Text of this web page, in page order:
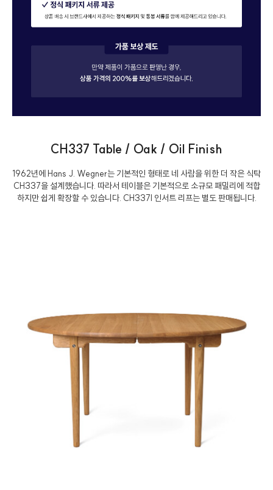
CH337 Table / Oak / Oil Finish
1962년에 Hans J. Wegner는 기본적인 형태로 네 사람을 위한 더 작은 식탁
CH337을 설계했습니다. 따라서 테이블은 기본적으로 소규모 패밀리에 적합
하지만 쉽게 확장할 수 있습니다. CH337I 인서트 리프는 별도 판매됩니다.